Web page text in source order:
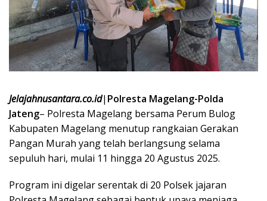
Jelajahnusantara.co.id| Polresta Magelang-Polda
Jateng– Polresta Magelang bersama Perum Bulog
Kabupaten Magelang menutup rangkaian Gerakan
Pangan Murah yang telah berlangsung selama
sepuluh hari, mulai 11 hingga 20 Agustus 2025.
Program ini digelar serentak di 20 Polsek jajaran